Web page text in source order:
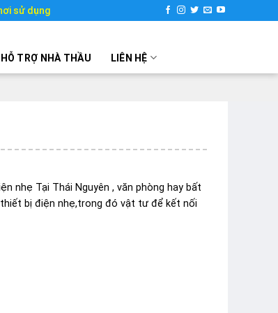
sử dụng
HỖ TRỢ NHÀ THẦU LIÊN HỆ
nhẹ Tại Thái Nguyên , văn phòng hay bất
bị điện nhẹ,trong đó vật tư để kết nối